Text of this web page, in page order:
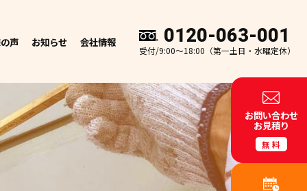
声 お知らせ 会社情報 0120-063-001
受付/9:00～18:00（第一土日・水曜定休）
お問い合わせ
お見積り
無料